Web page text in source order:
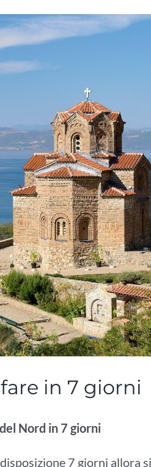
in 7 giorni
Nord in 7 giorni
7 giorni allora